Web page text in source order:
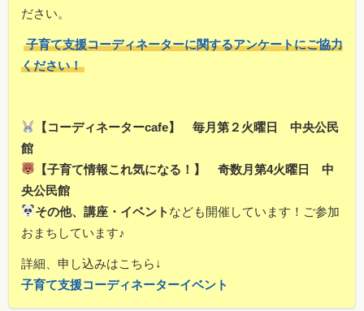
ださい。
子育て支援コーディネーターに関するアンケートにご協力
ください！
【コーディネーターcafe】 毎月第２火曜日 中央公民
館
【子育て情報これ気になる！】 奇数月第4火曜日 中
央公民館
その他、講座・イベント なども開催しています！ご参加
おまちしています♪
詳細、申し込みはこちら↓
子育て支援コーディネーターイベント